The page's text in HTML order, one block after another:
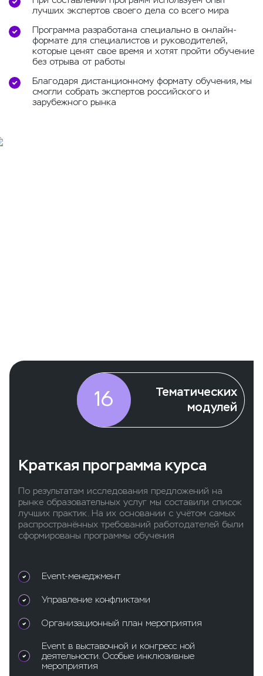
лучших экспертов своего дела со всего мира
Программа разработана специально в онлайн-
формате для специалистов и руководителей,
которые ценят свое время и хотят пройти обучение
без отрыва от работы
Благодаря дистанционному формату обучения, мы
смогли собрать экспертов российского и
зарубежного рынка
Краткая программа курса
По результатам исследования предложений на
рынке образовательных услуг мы составили список
лучших практик. На их основании с учётом самых
распространённых требований работодателей были
сформированы программы обучения
16
Тематических
модулей
Event-менеджмент
Управление конфликтами
Организационный план мероприятия
Event в выставочной и конгресс ной
деятельности. Особые инклюзивные
мероприятия